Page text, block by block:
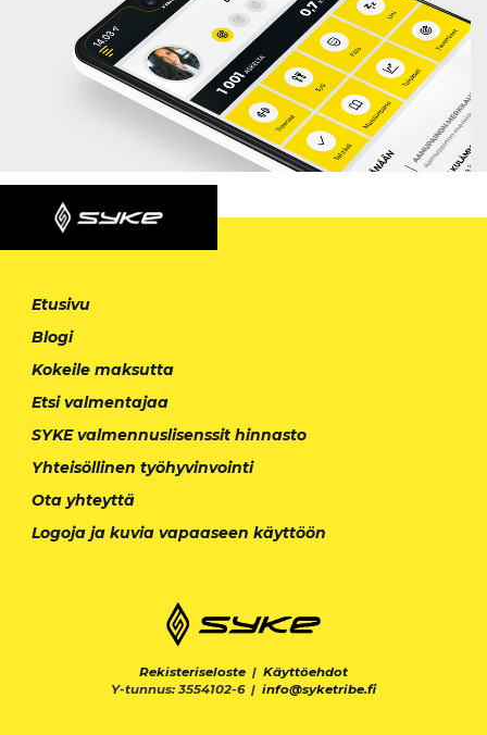
Etusivu
Blogi
Kokeile maksutta
Etsi valmentajaa
SYKE valmennuslisenssit hinnasto
Yhteisöllinen työhyvinvointi
Ota yhteyttä
Logoja ja kuvia vapaaseen käyttöön
Rekisteriseloste | Käyttöehdot
Y-tunnus: 3554102-6 | info@syketribe.fi